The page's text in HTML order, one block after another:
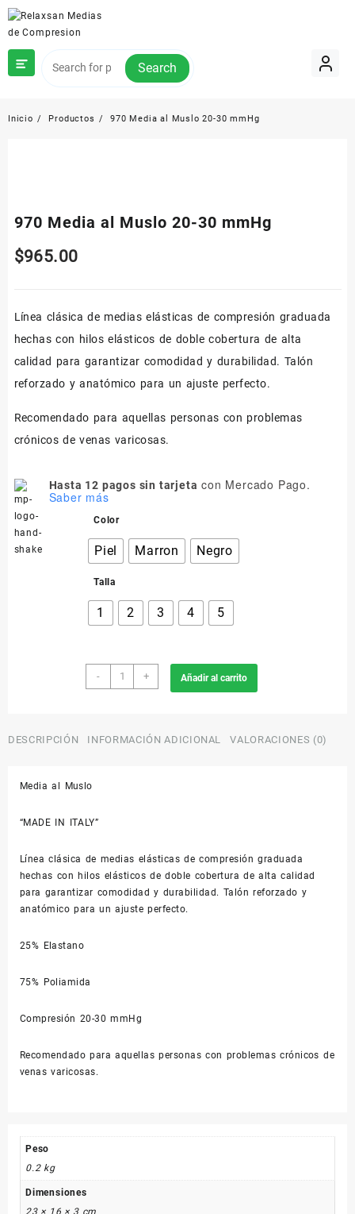
Saltar
al
contenido
Search
Inicio Productos 970 Media al Muslo 20-30 mmHg
970 Media al Muslo 20-30 mmHg
$965.00
Línea clásica de medias elásticas de compresión graduada
hechas con hilos elásticos de doble cobertura de alta
calidad para garantizar comodidad y durabilidad. Talón
reforzado y anatómico para un ajuste perfecto.
Recomendado para aquellas personas con problemas
crónicos de venas varicosas.
Hasta 12 pagos sin tarjeta con Mercado Pago.
Saber más
Color
Piel Marron Negro
Talla
1 2 3 4 5
-
970
Media
20-
+ Añadir al carrito
DESCRIPCIÓN INFORMACIÓN ADICIONAL VALORACIONES (0)
Media al Muslo
“MADE IN ITALY”
Línea clásica de medias elásticas de compresión graduada
hechas con hilos elásticos de doble cobertura de alta calidad
para garantizar comodidad y durabilidad. Talón reforzado y
anatómico para un ajuste perfecto.
25% Elastano
75% Poliamida
Compresión 20-30 mmHg
Recomendado para aquellas personas con problemas crónicos de
venas varicosas.
Peso
0.2 kg
Dimensiones
23 × 16 × 3 cm